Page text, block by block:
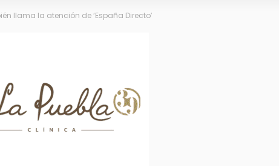
llama la atención de ‘España Directo’